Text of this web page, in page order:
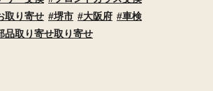
取り寄せ
堺市 大阪府
車検
品取り寄せ取り寄せ